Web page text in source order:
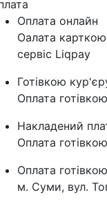
Оплата онлайн
Оалата
сервіс Liqpay
Готівкою
Оплата
Накладений
Оплата
Оплата
м. Суми, вул.